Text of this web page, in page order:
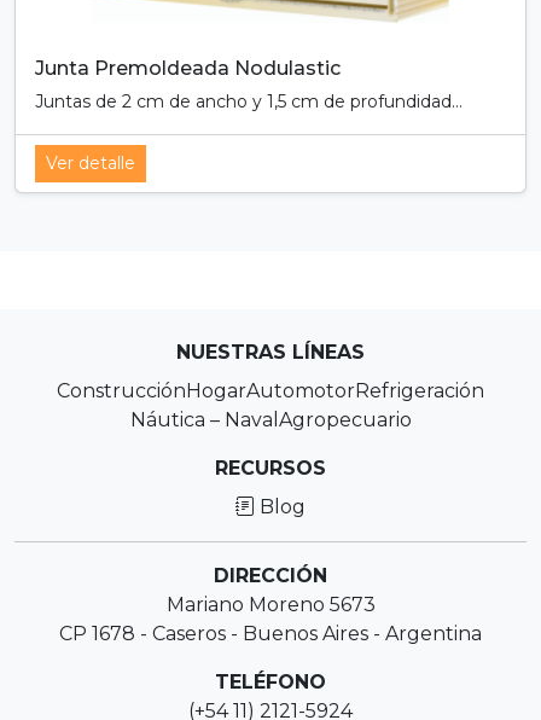
Junta Premoldeada Nodulastic
Juntas de 2 cm de ancho y 1,5 cm de profundidad...
Ver detalle
NUESTRAS LÍNEAS
ConstrucciónHogarAutomotorRefrigeración
Náutica – Naval Agropecuario
RECURSOS
Blog
DIRECCIÓN
Mariano Moreno 5673
CP 1678 - Caseros - Buenos Aires - Argentina
TELÉFONO
(+54 11) 2121-5924